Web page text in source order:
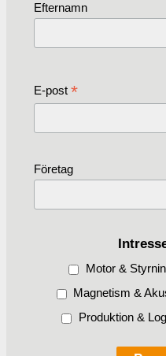
Efternamn
E-post *
Företag
Motor &
Magnetism &
Produktion &